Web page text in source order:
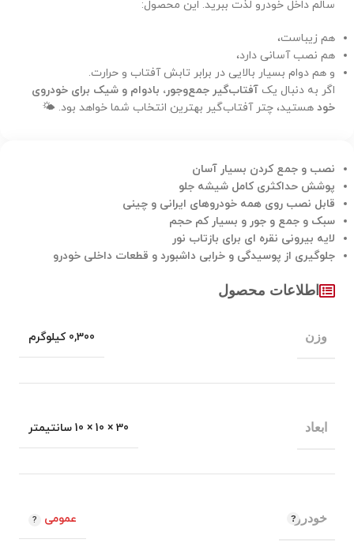
سالم داخل خودرو لذت ببرید. این محصول:
هم زیباست،
هم نصب آسانی دارد،
و هم دوام بسیار بالایی در برابر تابش آفتاب و حرارت.
اگر به دنبال یک آفتاب‌گیر جمع‌وجور، بادوام و شیک برای خودروی
خود هستید، چتر آفتاب‌گیر بهترین انتخاب شما خواهد بود. 🌤️
نصب و جمع کردن بسیار آسان
پوشش حداکثری کامل شیشه جلو
قابل نصب روی همه خودروهای ایرانی و چینی
سبک و جمع و جور و بسیار کم حجم
لایه بیرونی نقره ای برای بازتاب نور
جلوگیری از پوسیدگی و خرابی داشبورد و قطعات داخلی خودرو
اطلاعات محصول
وزن 0,300 کیلوگرم
ابعاد 30 × 10 × 10 سانتیمتر
خودرو عمومی